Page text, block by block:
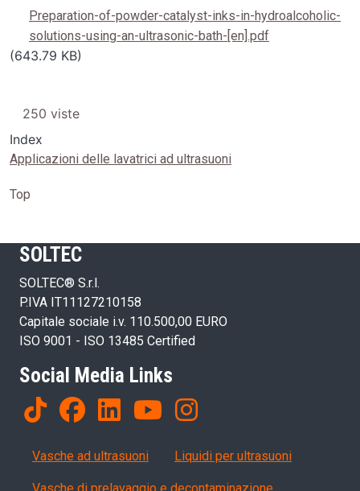
Preparation-of-powder-catalyst-inks-in-hydroalcoholic-
solutions-using-an-ultrasonic-bath-[en].pdf
(643.79 KB)
250 viste
Index
Applicazioni delle lavatrici ad ultrasuoni
Top
SOLTEC
SOLTEC® S.r.l.
P.IVA IT11127210158
Capitale sociale i.v. 110.500,00 EURO
ISO 9001 - ISO 13485 Certified
Social Media Links
Products
Vasche ad ultrasuoni Liquidi per ultrasuoni